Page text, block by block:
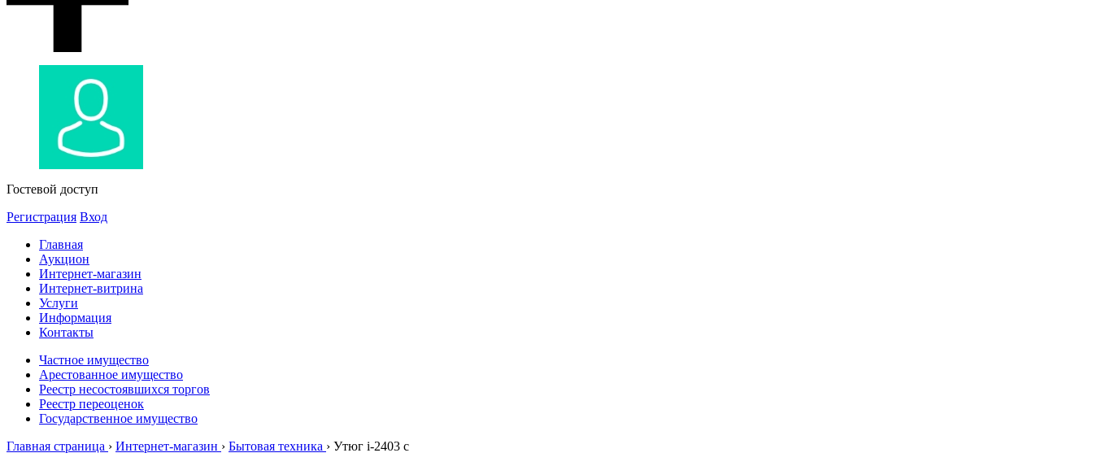
Гостевой доступ
Регистрация Вход
Главная
Аукцион
Интернет-магазин
Интернет-витрина
Услуги
Информация
Контакты
Частное имущество
Арестованное имущество
Реестр несостоявшихся торгов
Реестр переоценок
Государственное имущество
Главная страница › Интернет-магазин › Бытовая техника › Утюг i-2403 c